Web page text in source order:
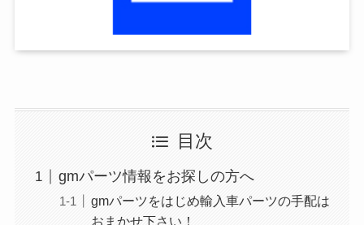
目次
gmパーツ情報をお探しの方へ
gmパーツをはじめ輸入車パーツの手配は
おまかせ下さい！